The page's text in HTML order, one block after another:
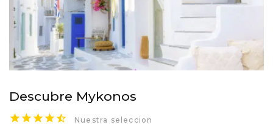
Descubre Mykonos
Nuestra seleccion